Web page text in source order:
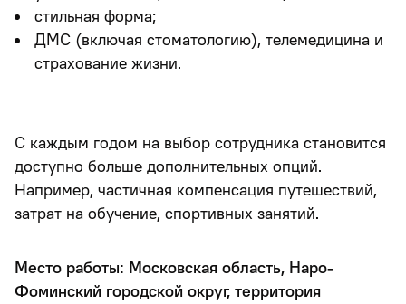
стильная форма;
ДМС (включая стоматологию), телемедицина и
страхование жизни.
С каждым годом на выбор сотрудника становится
доступно больше дополнительных опций.
Например, частичная компенсация путешествий,
затрат на обучение, спортивных занятий.
Место работы: Московская область, Наро-
Фоминский городской округ, территория